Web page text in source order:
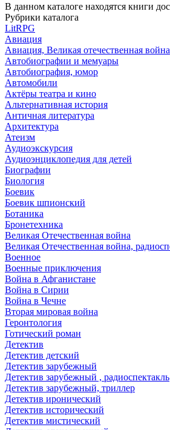
В данном каталоге находятся книги
Рубрики каталога
LitRPG
Авиация
Авиация, Великая отечественная война
Автобиографии и мемуары
Автобиография, юмор
Автомобили
Актёры театра и кино
Альтернативная история
Античная литература
Архитектура
Атеизм
Аудиоэкскурсия
Аудиоэнциклопедия для детей
Биографии
Биология
Боевик
Боевик шпионский
Ботаника
Бронетехника
Великая Отечественная война
Великая Отечественная война,
Военное
Военные приключения
Война в Афганистане
Война в Сирии
Война в Чечне
Вторая мировая война
Геронтология
Готический роман
Детектив
Детектив детский
Детектив зарубежный
Детектив зарубежный , радиоспектакль
Детектив зарубежный, триллер
Детектив иронический
Детектив исторический
Детектив мистический